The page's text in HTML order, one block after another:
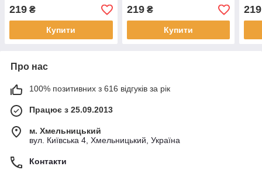
219 ₴
Купити
219₴
Купити
219
Про нас
100% позитивних з 616 відгуків за рік
Працює з 25.09.2013
м. Хмельницький
вул. Київська 4, Хмельницький, Україна
Контакти